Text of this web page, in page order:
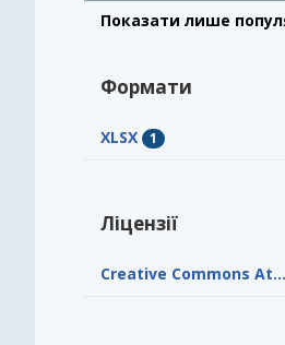
Показати лише
Формати
XLSX 1
Ліцензії
Creative Commons At...